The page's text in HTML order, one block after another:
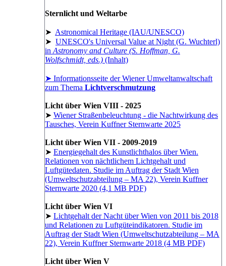
Sternlicht und Weltarbe
➤ Astronomical Heritage (IAU/UNESCO)
➤ UNESCO's Universal Value at Night (G. Wuchterl)
in Astronomy and Culture (S. Hoffman, G.
Wolfschmidt, eds.) (Inhalt)
➤ Informationsseite der Wiener Umweltanwaltschaft
zum Thema Lichtverschmutzung
Licht über Wien VIII - 2025
➤ Wiener Straßenbeleuchtung - die Nachtwirkung des
Tausches, Verein Kuffner Sternwarte 2025
Licht über Wien VII - 2009-2019
➤ Energiegehalt des Kunstlichthalos über Wien.
Relationen von nächtlichem Lichtgehalt und
Luftgütedaten. Studie im Auftrag der Stadt Wien
(Umweltschutzabteilung – MA 22), Verein Kuffner
Sternwarte 2020 (4,1 MB PDF)
Licht über Wien VI
➤ Lichtgehalt der Nacht über Wien von 2011 bis 2018
und Relationen zu Luftgüteindikatoren. Studie im
Auftrag der Stadt Wien (Umweltschutzabteilung – MA
22), Verein Kuffner Sternwarte 2018 (4 MB PDF)
Licht über Wien V